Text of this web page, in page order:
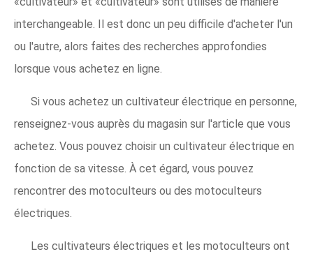
interchangeable. Il est donc un peu difficile d'acheter l'un
ou l'autre, alors faites des recherches approfondies
lorsque vous achetez en ligne.
Si vous achetez un cultivateur électrique en personne,
renseignez-vous auprès du magasin sur l'article que vous
achetez. Vous pouvez choisir un cultivateur électrique en
fonction de sa vitesse. À cet égard, vous pouvez
rencontrer des motoculteurs ou des motoculteurs
électriques.
Les cultivateurs électriques et les motoculteurs ont